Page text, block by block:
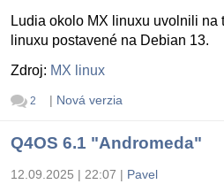
Ludia okolo MX linuxu uvolnili na
linuxu postavené na Debian 13.
Zdroj: MX linux
2 | Nová verzia
Q4OS 6.1 "Andromeda"
12.09.2025 | 22:07 | Pavel